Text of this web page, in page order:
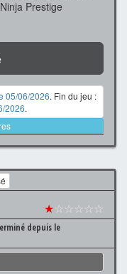
Prestige
05/06/2026. Fin du jeu :
2026.
★☆☆☆☆☆
depuis le